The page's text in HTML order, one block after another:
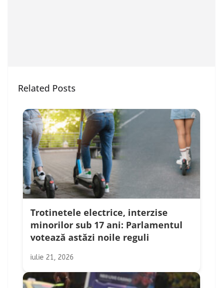
Related Posts
Trotinetele electrice, interzise
minorilor sub 17 ani: Parlamentul
votează astăzi noile reguli
iulie 21, 2026